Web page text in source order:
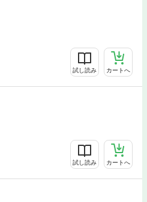
試し読み カートへ
試し読み カートへ